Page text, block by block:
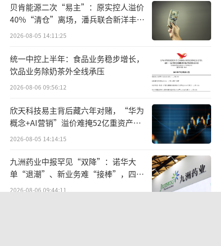
贝肯能源二次“易主”：原实控人溢价
40%“清仓”离场，潘兵联合新洋丰、
宏科百世拟入主
2026-08-05 14:11:25
统一中控上半年：食品业务稳步增长，
饮品业务除奶茶外全线承压
2026-08-06 09:56:12
欣天科技易主背后藏六年对赌，“华为
概念+AI营销”溢价难掩52亿重资产考
验
2026-08-05 14:14:15
九洲药业中报罕见“双降”：诺华大
单“退潮”、新业务难“接棒”，四大
难关待闯
2026-08-06 09:44:11